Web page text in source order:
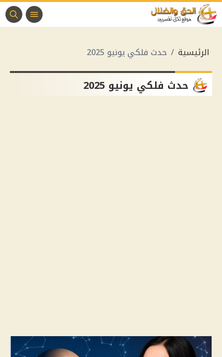
الرئيسية حدث فلكي يونيو 2025
حدث فلكي يونيو 2025